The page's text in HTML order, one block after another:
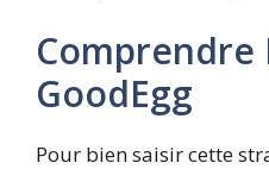
GoodEgg
Pour bien saisir cette